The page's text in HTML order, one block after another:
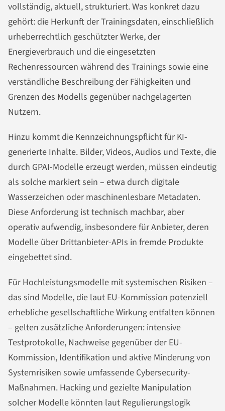
vollständig, aktuell, strukturiert. Was konkret dazu
gehört: die Herkunft der Trainingsdaten, einschließlich
urheberrechtlich geschützter Werke, der
Energieverbrauch und die eingesetzten
Rechenressourcen während des Trainings sowie eine
verständliche Beschreibung der Fähigkeiten und
Grenzen des Modells gegenüber nachgelagerten
Nutzern.
Hinzu kommt die Kennzeichnungspflicht für KI-
generierte Inhalte. Bilder, Videos, Audios und Texte, die
durch GPAI-Modelle erzeugt werden, müssen eindeutig
als solche markiert sein – etwa durch digitale
Wasserzeichen oder maschinenlesbare Metadaten.
Diese Anforderung ist technisch machbar, aber
operativ aufwendig, insbesondere für Anbieter, deren
Modelle über Drittanbieter-APIs in fremde Produkte
eingebettet sind.
Für Hochleistungsmodelle mit systemischen Risiken –
das sind Modelle, die laut EU-Kommission potenziell
erhebliche gesellschaftliche Wirkung entfalten können
– gelten zusätzliche Anforderungen: intensive
Testprotokolle, Nachweise gegenüber der EU-
Kommission, Identifikation und aktive Minderung von
Systemrisiken sowie umfassende Cybersecurity-
Maßnahmen. Hacking und gezielte Manipulation
solcher Modelle könnten laut Regulierungslogik